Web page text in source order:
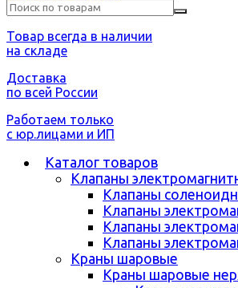
Товар всегда в наличии
на складе
Доставка
по всей России
Работаем только
с юр.лицами и ИП
Каталог товаров
Клапаны
Клапаны
Клапаны
Клапаны
Клапаны
Краны шаровые
Краны шаровые